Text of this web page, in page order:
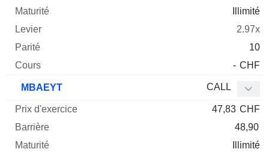
Illimité
2.97x
10
- CHF
MBAEYT CALL
47,83 CHF
48,90
Illimité